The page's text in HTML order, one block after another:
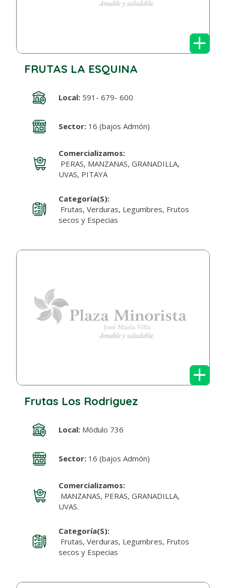
+
FRUTAS LA ESQUINA
Local:591- 679- 600
Sector:16 (bajos Admón)
Comercializamos:
PERAS, MANZANAS, GRANADILLA,
UVAS, PITAYA
Categoría(s):
Frutas, Verduras, Legumbres, Frutos
secos y Especias
+
Frutas Los Rodriguez
Local:Módulo 736
Sector:16 (bajos Admón)
Comercializamos:
MANZANAS, PERAS, GRANADILLA,
UVAS.
Categoría(s):
Frutas, Verduras, Legumbres, Frutos
secos y Especias